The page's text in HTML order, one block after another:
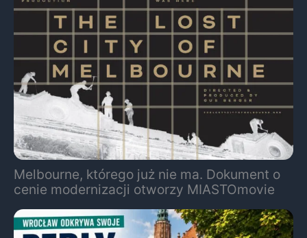
Melbourne, którego już nie ma. Dokument o
cenie modernizacji otworzy MIASTOmovie